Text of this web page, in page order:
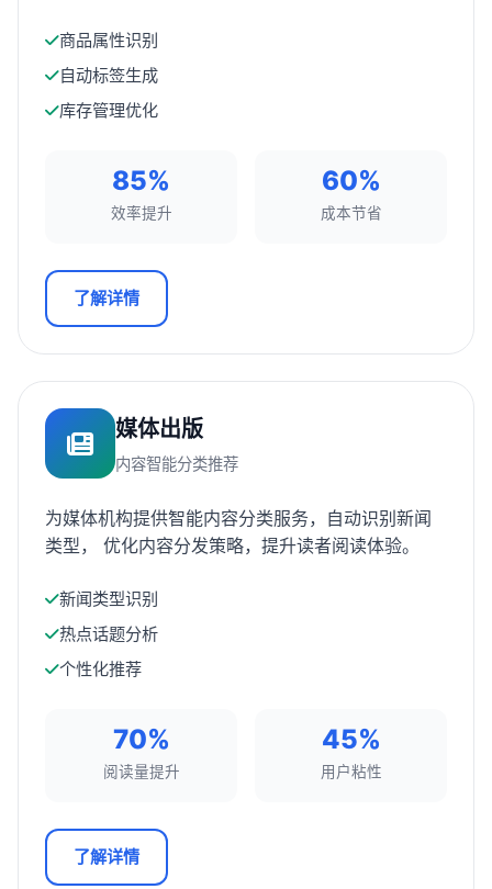
商品属性识别
自动标签生成
库存管理优化
85%
效率提升
60%
成本节省
了解详情
媒体出版
内容智能分类推荐
为媒体机构提供智能内容分类服务，自动识别新闻
类型， 优化内容分发策略，提升读者阅读体验。
新闻类型识别
热点话题分析
个性化推荐
70%
阅读量提升
45%
用户粘性
了解详情